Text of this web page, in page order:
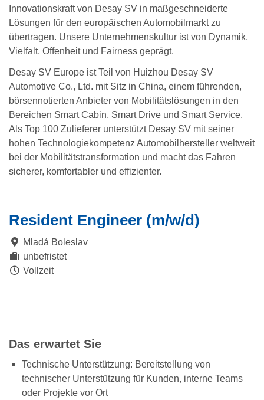
Resident Engineer (m/w/d)
Mladá Boleslav
unbefristet
Vollzeit
Innovationskraft von Desay SV in maßgeschneiderte
Lösungen für den europäischen Automobilmarkt zu
übertragen. Unsere Unternehmenskultur ist von Dynamik,
Vielfalt, Offenheit und Fairness geprägt.
Desay SV Europe ist Teil von Huizhou Desay SV
Automotive Co., Ltd. mit Sitz in China, einem führenden,
börsennotierten Anbieter von Mobilitätslösungen in den
Bereichen Smart Cabin, Smart Drive und Smart Service.
Als Top 100 Zulieferer unterstützt Desay SV mit seiner
hohen Technologiekompetenz Automobilhersteller weltweit
bei der Mobilitätstransformation und macht das Fahren
sicherer, komfortabler und effizienter.
Das erwartet Sie
Technische Unterstützung: Bereitstellung von
technischer Unterstützung für Kunden, interne Teams
oder Projekte vor Ort